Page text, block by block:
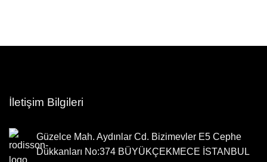
İletişim Bilgileri
Güzelce Mah. Aydınlar Cd. Bizimevler E5 Cephe
Dükkanları No:374 BÜYÜKÇEKMECE İSTANBUL